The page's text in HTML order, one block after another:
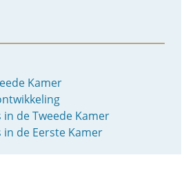
Kamer
de Tweede Kamer
de Eerste Kamer